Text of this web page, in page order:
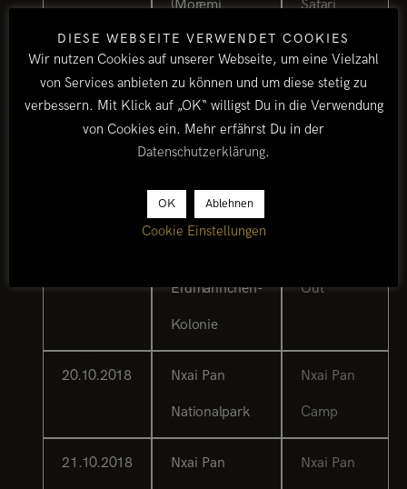
(Moremi
Reserve –
Khwai-Gebiet)
Safari
Camp
18.10.2018 Transfer nach Gweta
Makgadikgadi-
Erdmännchen-
Kolonie
Out
20.10.2018 Nxai Pan
Nationalpark
Nxai Pan
Camp
21.10.2018 Nxai Pan Nxai Pan
DIESE WEBSEITE VERWENDET COOKIES
Wir nutzen Cookies auf unserer Webseite, um eine Vielzahl
von Services anbieten zu können und um diese stetig zu
verbessern. Mit Klick auf „OK“ willigst Du in die Verwendung
von Cookies ein. Mehr erfährst Du in der
Datenschutzerklärung.
OK Ablehnen
Cookie Einstellungen